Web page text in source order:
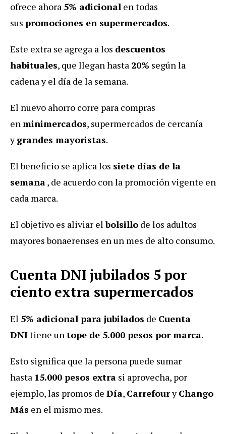
ofrece ahora 5% adicional en todas
sus promociones en supermercados.
Este extra se agrega a los descuentos
habituales, que llegan hasta 20% según la
cadena y el día de la semana.
El nuevo ahorro corre para compras
enminimercados, supermercados de cercanía
y grandes mayoristas.
El beneficio se aplica los siete días de la
semana, de acuerdo con la promoción vigente en
cada marca.
El objetivo es aliviar el bolsillo de los adultos
mayores bonaerenses en un mes de alto consumo.
Cuenta DNI jubilados 5 por
ciento extra supermercados
El 5% adicional para jubilados de Cuenta
DNItiene untope de 5.000 pesos por marca.
Esto significa que la persona puede sumar
hasta 15.000 pesos extra si aprovecha, por
ejemplo, las promos de Día, Carrefoury Chango
Más en el mismo mes.